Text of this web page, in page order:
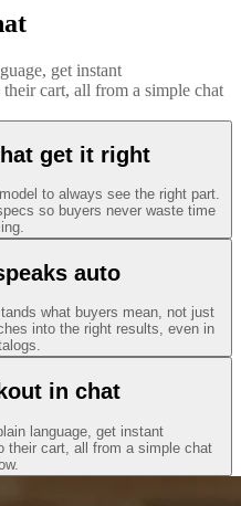
get instant
cart, all from a simple chat
get it right
to always see the right part.
so buyers never waste time
auto
what buyers mean, not just
into the right results, even in
in chat
language, get instant
their cart, all from a simple chat